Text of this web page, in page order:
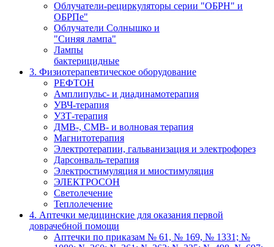
Облучатели-рециркуляторы серии "ОБРН" и
ОБРПе"
Облучатели Солнышко и
"Синяя лампа"
Лампы
бактерицидные
3. Физиотерапевтическое оборудование
РЕФТОН
Амплипульс- и диадинамотерапия
УВЧ-терапия
УЗТ-терапия
ДМВ-, СМВ- и волновая терапия
Магнитотерапия
Электротерапии, гальванизация и электрофорез
Дарсонваль-терапия
Электростимуляция и миостимуляция
ЭЛЕКТРОСОН
Светолечение
Теплолечение
4. Аптечки медицинские для оказания первой
доврачебной помощи
Аптечки по приказам № 61, № 169, № 1331; №